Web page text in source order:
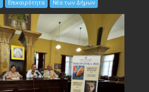
Επικαιρότητα Νέα των Δήμων